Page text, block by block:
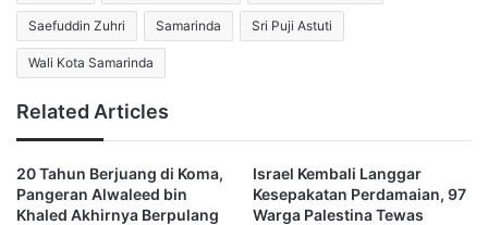
Dalam wawancara berbahasa Ibrani dengan media Israel,
Abu Ali Express, Netanyahu mencoba meredakan
Luar Negeri AS Marco Rubio, yang menegaskan kembali
komitmen Amerika Serikat untuk mempertahankan QME
Saefuddin Zuhri Samarinda Sri Puji Astuti
Wali Kota Samarinda
Related Articles
20 Tahun Berjuang di Koma,
Pangeran Alwaleed bin
Khaled Akhirnya Berpulang
Israel Kembali Langgar
Kesepakatan Perdamaian, 97
Warga Palestina Tewas